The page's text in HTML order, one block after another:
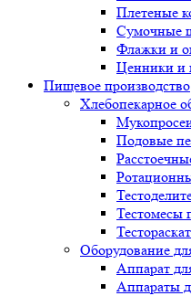
Плетеные
Сумочные
Флажки и
Ценники и
Пищевое производство
Хлебопекарное
Подовые
Тестомесы
Оборудование
Аппарат
Аппараты